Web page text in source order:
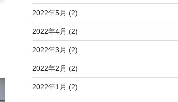
2022年5月 (2)
2022年4月 (2)
2022年3月 (2)
2022年2月 (2)
2022年1月 (2)